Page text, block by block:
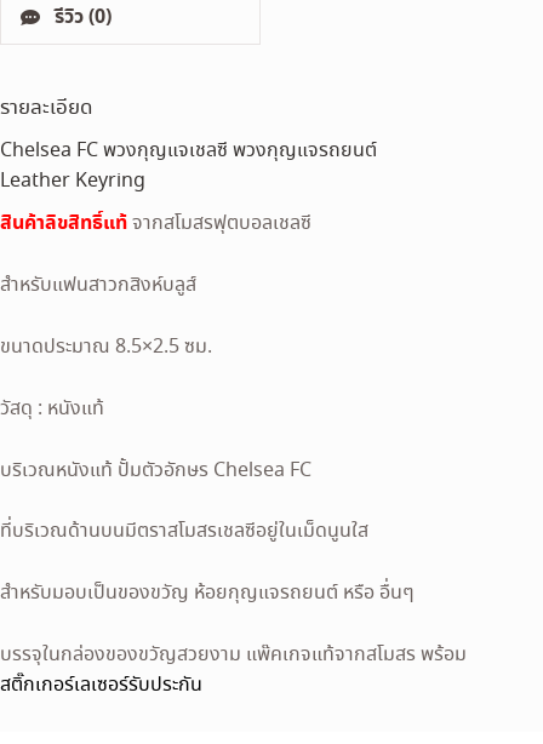
รีวิว (0)
รายละเอียด
Chelsea FC พวงกุญแจเชลซี พวงกุญแจรถยนต์
Leather Keyring
สินค้าลิขสิทธิ์แท้จากสโมสรฟุตบอลเชลซี
สำหรับแฟนสาวกสิงห์บลูส์
ขนาดประมาณ 8.5×2.5 ซม.
วัสดุ : หนังแท้
บริเวณหนังแท้ ปั้มตัวอักษร Chelsea FC
ที่บริเวณด้านบนมีตราสโมสรเชลซีอยู่ในเม็ดนูนใส
สำหรับมอบเป็นของขวัญ ห้อยกุญแจรถยนต์ หรือ อื่นๆ
บรรจุในกล่องของขวัญสวยงาม แพ๊คเกจแท้จากสโมสร พร้อม
สติ๊กเกอร์เลเซอร์รับประกัน